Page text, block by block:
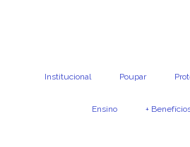
Institucional Poupar
Ensino +